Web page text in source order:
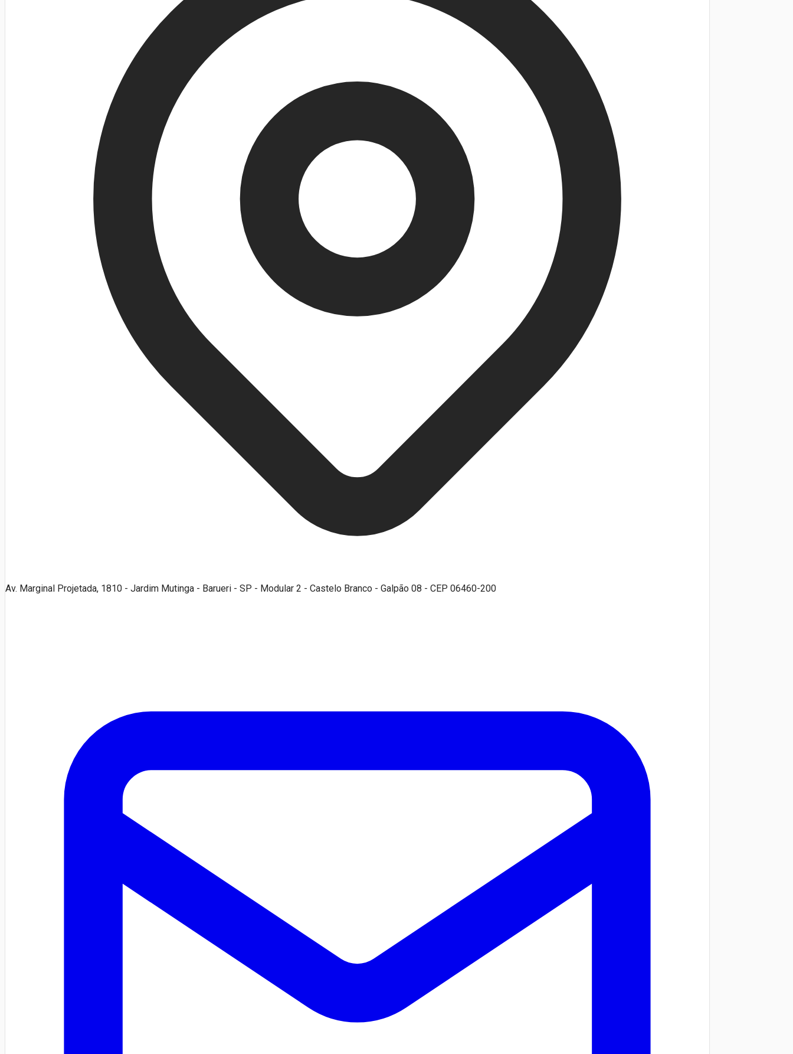
Av. Marginal Projetada, 1810 - Jardim Mutinga - Barueri - SP - Modular 2 - Castelo Branco - Galpão 08 - CEP 06460-200